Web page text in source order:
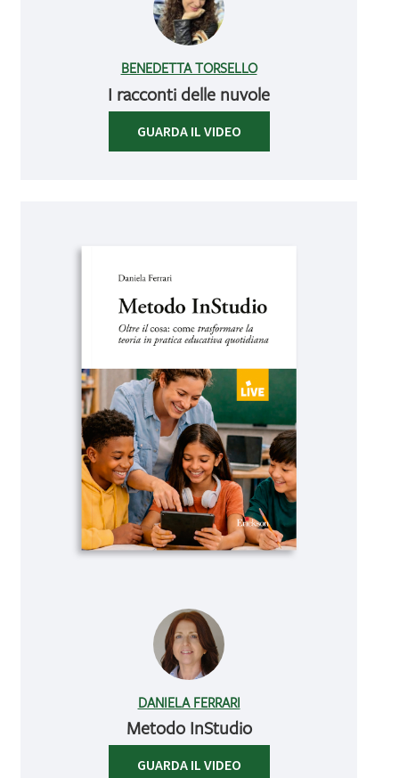
BENEDETTA TORSELLO
I racconti delle nuvole
GUARDA IL VIDEO
DANIELA FERRARI
Metodo InStudio
GUARDA IL VIDEO